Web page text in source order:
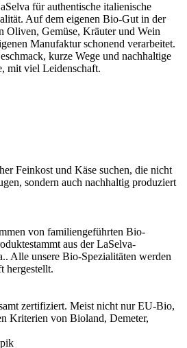
für authentische italienische
Auf dem eigenen Bio-Gut in der
Oliven, Gemüse, Kräuter und Wein
Manufaktur schonend verarbeitet.
kurze Wege und nachhaltige
mit viel Leidenschaft.
Feinkost und Käse suchen, die nicht
sondern auch nachhaltig produziert
von familiengeführten Bio-
aus der LaSelva-
Alle unsere Bio-Spezialitäten werden
hergestellt.
zertifiziert. Meist nicht nur EU-Bio,
Kriterien von Bioland, Demeter,